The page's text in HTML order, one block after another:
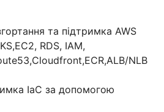
та підтримка AWS
RDS, IAM,
NLB
IaC за допомогою